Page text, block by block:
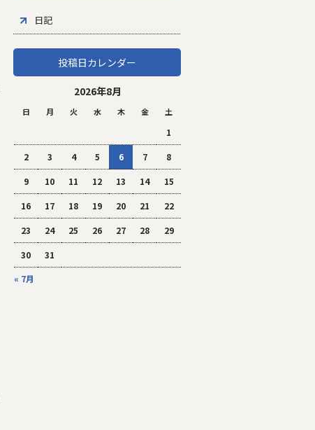
日記
投稿日カレンダー
2026年8月
日 月 火 水 木 金 土
« 7月
1
2 3 4 5 6 7 8
9 10 11 12 13 14 15
16 17 18 19 20 21 22
23 24 25 26 27 28 29
30 31